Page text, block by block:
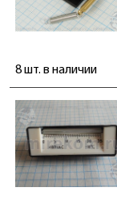
8 шт. в наличии